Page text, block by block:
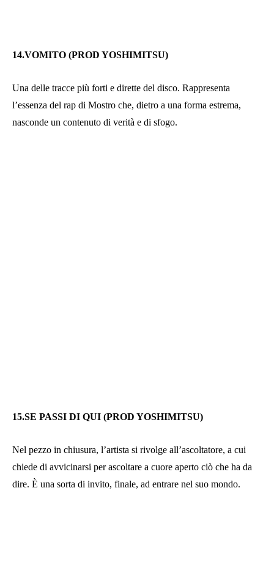
14.VOMITO (PROD YOSHIMITSU)
Una delle tracce più forti e dirette del disco. Rappresenta
l’essenza del rap di Mostro che, dietro a una forma estrema,
nasconde un contenuto di verità e di sfogo.
15.SE PASSI DI QUI (PROD YOSHIMITSU)
Nel pezzo in chiusura, l’artista si rivolge all’ascoltatore, a cui
chiede di avvicinarsi per ascoltare a cuore aperto ciò che ha da
dire. È una sorta di invito, finale, ad entrare nel suo mondo.